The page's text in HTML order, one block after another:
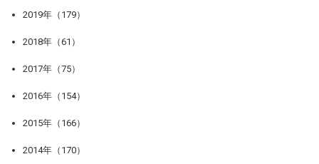
2019年（179）
2018年（61）
2017年（75）
2016年（154）
2015年（166）
2014年（170）